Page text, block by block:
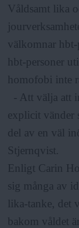
Våldsamt lika
välkomnar hbt-
hbt-personer
homofobi inte
- Att välja att
explicit vänder
del av en väl
Stjernqvist.
Enligt Carin
sig många av
lika-tanke, det
bakom våldet